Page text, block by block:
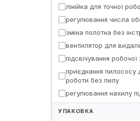
лінійка для точної
регулювання числа
зміна полотна без
вентилятор для
підсвічування робочої
приєднання пилососу
роботи без пилу
регулювання нахилу
УПАКОВКА